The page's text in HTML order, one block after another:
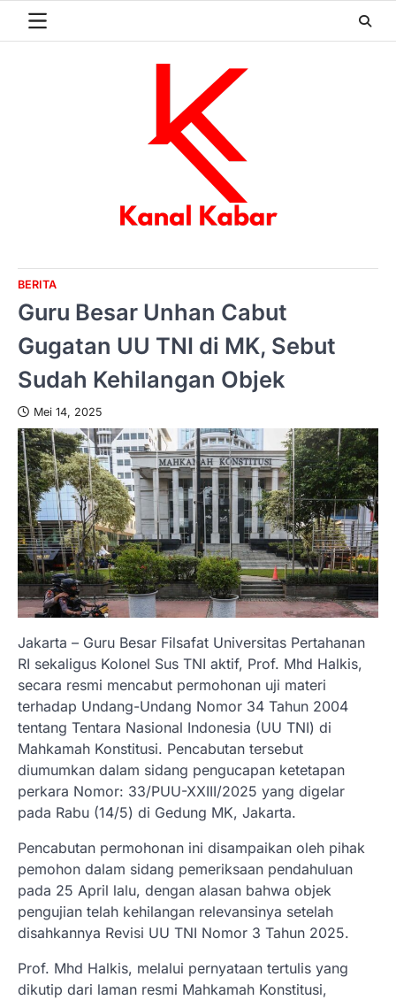
BERITA
Guru Besar Unhan Cabut
Gugatan UU TNI di MK, Sebut
Sudah Kehilangan Objek
Mei 14, 2025
Jakarta – Guru Besar Filsafat Universitas Pertahanan
RI sekaligus Kolonel Sus TNI aktif, Prof. Mhd Halkis,
secara resmi mencabut permohonan uji materi
terhadap Undang-Undang Nomor 34 Tahun 2004
tentang Tentara Nasional Indonesia (UU TNI) di
Mahkamah Konstitusi. Pencabutan tersebut
diumumkan dalam sidang pengucapan ketetapan
perkara Nomor: 33/PUU-XXIII/2025 yang digelar
pada Rabu (14/5) di Gedung MK, Jakarta.
Pencabutan permohonan ini disampaikan oleh pihak
pemohon dalam sidang pemeriksaan pendahuluan
pada 25 April lalu, dengan alasan bahwa objek
pengujian telah kehilangan relevansinya setelah
disahkannya Revisi UU TNI Nomor 3 Tahun 2025.
Prof. Mhd Halkis, melalui pernyataan tertulis yang
dikutip dari laman resmi Mahkamah Konstitusi,